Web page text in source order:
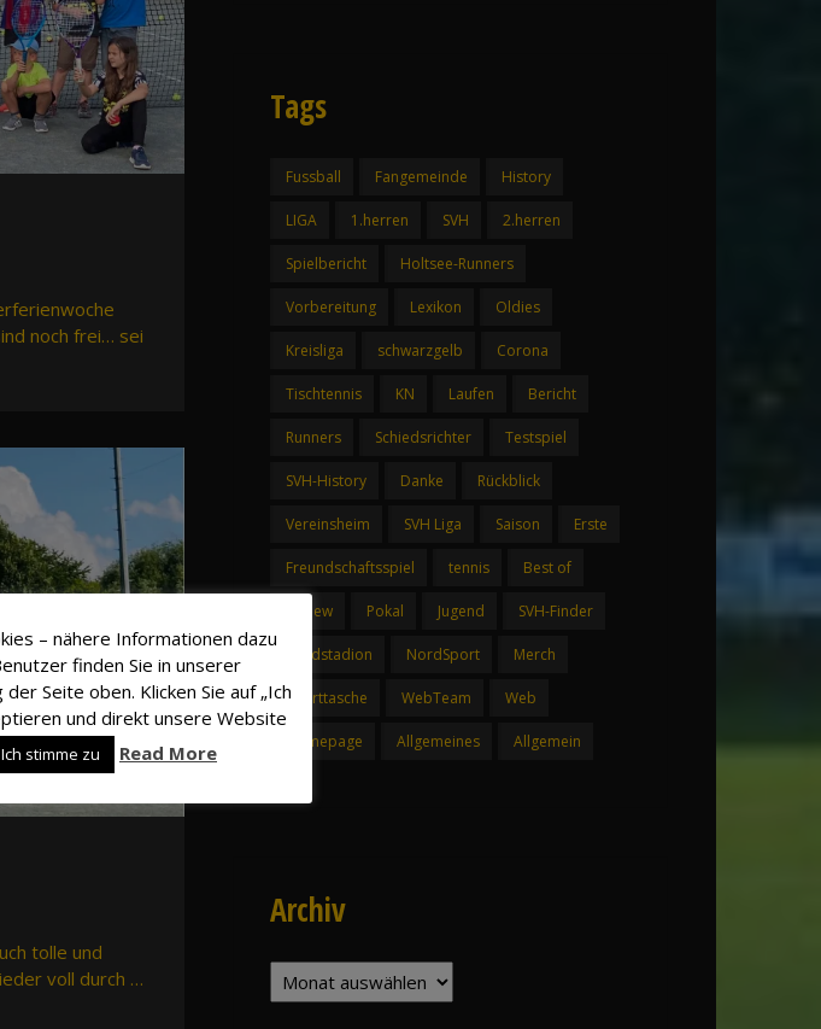
noch frei… sei
tolle und
voll durch …
Tags
Fussball Fangemeinde History
LIGA 1.herren SVH 2.herren
Spielbericht Holtsee-Runners
Vorbereitung Lexikon Oldies
Kreisliga schwarzgelb Corona
Tischtennis KN Laufen Bericht
Runners Schiedsrichter Testspiel
SVH-History Danke Rückblick
Vereinsheim SVH Liga Saison Erste
Freundschaftsspiel tennis Best of
Review Pokal Jugend SVH-Finder
Waldstadion NordSport Merch
Sporttasche WebTeam Web
Homepage Allgemeines Allgemein
Archiv
Archiv
– nähere Informationen dazu
finden Sie in unserer
Seite oben. Klicken Sie auf „Ich
und direkt unsere Website
Ich stimme zu Read More